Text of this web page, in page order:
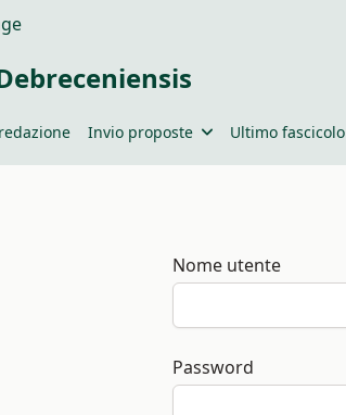
Invio proposte Ultimo fascicolo
Nome utente
Password